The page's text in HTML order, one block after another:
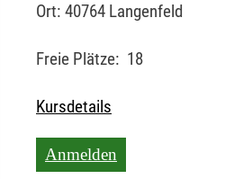
Ort: 40764 Langenfeld
Freie Plätze: 18
Kursdetails
Anmelden